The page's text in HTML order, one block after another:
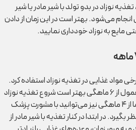
نوزاد در بدو تولد با شیر مادر یا شیر
می‌شود. بهتر است در این زمان از دادن
مایع به نوزاد خودداری نمایید.
از برخی مواد غذایی در تغذیه نوزاد استفاده کرد.
به یاد داشته باشید، به طور معمول از ۶ ماهگی بهتر است شروع تغذیه نوزاد
را با دیگر مواد غذایی آغاز کرد اما از ۴ ماهگی نیز می‌توانید با مشورت پزشک
بگیرد. در ابتدا در کنار تغذیه با شیر مادر از